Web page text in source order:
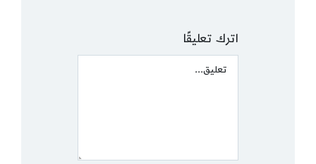
اترك تعليقًا
Comment